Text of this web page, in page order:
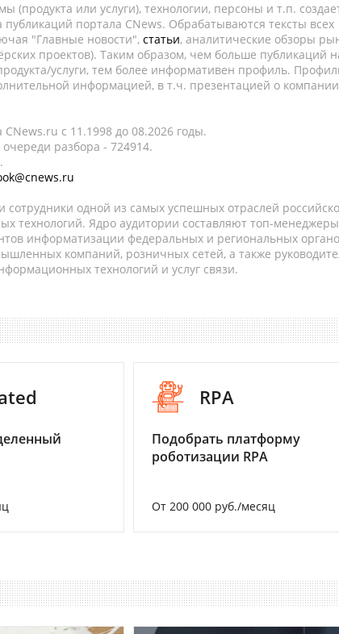
или услуги), технологии, персоны и т.п.
портала CNews. Обрабатываются тексты всех
"Главные новости", статьи, аналитические обзоры
проектов). Таким образом, чем больше публикаций
услуги, тем более информативен профиль.
информацией, в т.ч. презентацией о
c 11.1998 до 08.2026 годы.
разбора - 724914.
сотрудники одной из самых успешных отраслей
технологий. Ядро аудитории составляют топ-
информатизации федеральных и региональных
компаний, розничных сетей, а также
технологий и услуг связи.
RPA
Подобрать платформу
роботизации RPA
От 200 000 руб./месяц